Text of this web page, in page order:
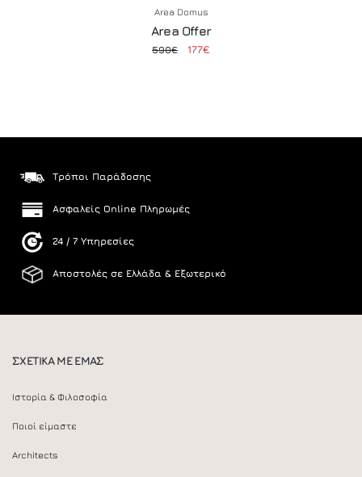
Area Domus
Area Offer
590€ 177€
Τρόποι Παράδοσης
Ασφαλείς Online Πληρωμές
24 / 7 Υπηρεσίες
Αποστολές σε Ελλάδα & Εξωτερικό
ΣΧΕΤΙΚΑ ΜΕ ΕΜΑΣ
Ιστορία & Φιλοσοφία
Ποιοί είμαστε
Architects